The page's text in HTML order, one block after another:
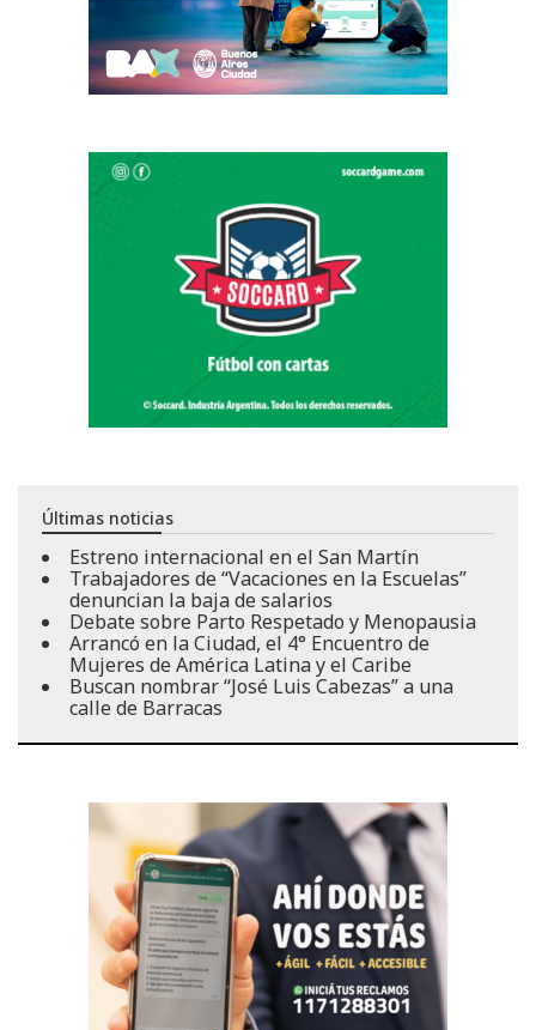
Últimas noticias
Estreno internacional en el San Martín
Trabajadores de “Vacaciones en la Escuelas”
denuncian la baja de salarios
Debate sobre Parto Respetado y Menopausia
Arrancó en la Ciudad, el 4° Encuentro de
Mujeres de América Latina y el Caribe
Buscan nombrar “José Luis Cabezas” a una
calle de Barracas